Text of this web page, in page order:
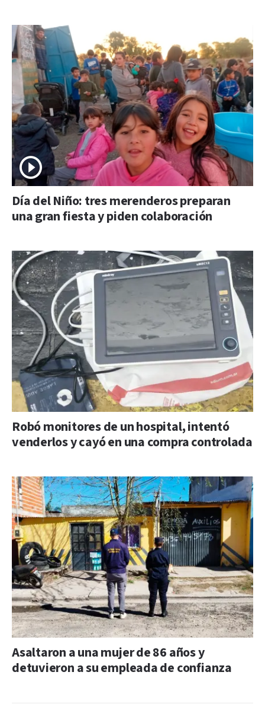
Día del Niño: tres merenderos preparan
una gran fiesta y piden colaboración
Robó monitores de un hospital, intentó
venderlos y cayó en una compra controlada
Asaltaron a una mujer de 86 años y
detuvieron a su empleada de confianza